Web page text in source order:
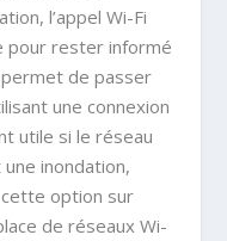
l’appel Wi-Fi
pour rester informé
de passer
une connexion
utile si le réseau
inondation,
option sur
de réseaux Wi-